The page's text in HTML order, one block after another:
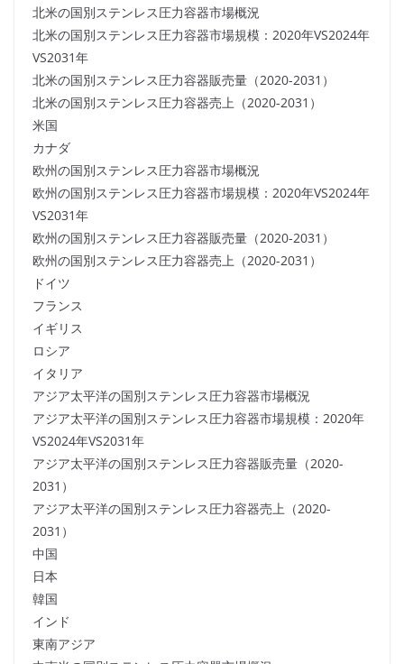
北米の国別ステンレス圧力容器市場概況
北米の国別ステンレス圧力容器市場規模：2020年VS2024年
VS2031年
北米の国別ステンレス圧力容器販売量（2020-2031）
北米の国別ステンレス圧力容器売上（2020-2031）
米国
カナダ
欧州の国別ステンレス圧力容器市場概況
欧州の国別ステンレス圧力容器市場規模：2020年VS2024年
VS2031年
欧州の国別ステンレス圧力容器販売量（2020-2031）
欧州の国別ステンレス圧力容器売上（2020-2031）
ドイツ
フランス
イギリス
ロシア
イタリア
アジア太平洋の国別ステンレス圧力容器市場概況
アジア太平洋の国別ステンレス圧力容器市場規模：2020年
VS2024年VS2031年
アジア太平洋の国別ステンレス圧力容器販売量（2020-
2031）
アジア太平洋の国別ステンレス圧力容器売上（2020-
2031）
中国
日本
韓国
インド
東南アジア